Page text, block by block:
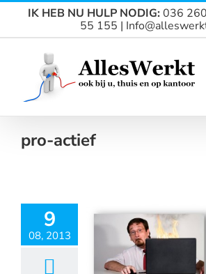
Ga
IK HEB NU HULP NODIG: 036
55 155 |
pro-actief
9
08, 2013
je PC of
crasht?